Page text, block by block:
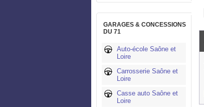
GARAGES & CONCESSIONS
DU 71
Auto-école Saône et
Loire
Carrosserie Saône et
Loire
Casse auto Saône et
Loire